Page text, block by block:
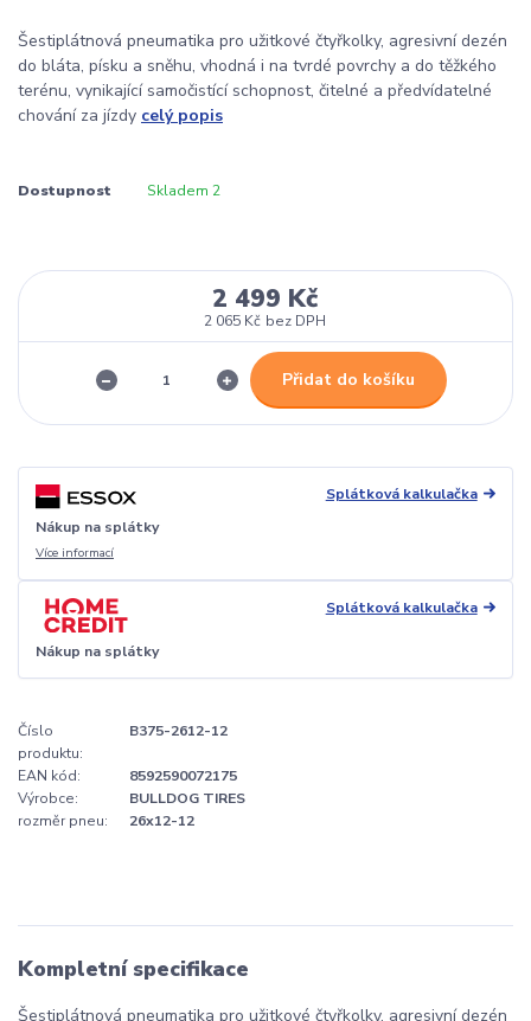
Šestiplátnová pneumatika pro užitkové čtyřkolky, agresivní dezén
do bláta, písku a sněhu, vhodná i na tvrdé povrchy a do těžkého
terénu, vynikající samočistící schopnost, čitelné a předvídatelné
chování za jízdy celý popis
Dostupnost Skladem 2
2 499 Kč
2 065 Kč bez DPH
Přidat do košíku
Splátková kalkulačka
Nákup na splátky
Více informací
Splátková kalkulačka
Nákup na splátky
Číslo
produktu:
B375-2612-12
EAN kód:
8592590072175
Výrobce:
BULLDOG TIRES
rozměr pneu:
26x12-12
Kompletní specifikace
Šestiplátnová pneumatika pro užitkové čtyřkolky, agresivní dezén